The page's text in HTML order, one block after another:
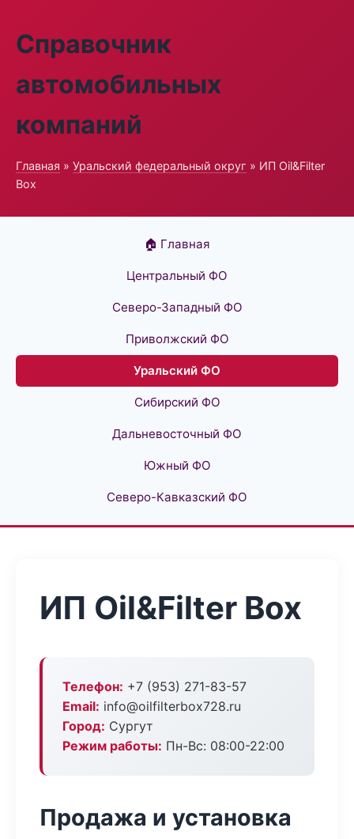
Справочник
автомобильных
компаний
Главная » Уральский федеральный округ » ИП Oil&Filter
Box
🏠 Главная
Центральный ФО
Северо-Западный ФО
Приволжский ФО
Уральский ФО
Сибирский ФО
Дальневосточный ФО
Южный ФО
Северо-Кавказский ФО
ИП Oil&Filter Box
Телефон: +7 (953) 271-83-57
Email: info@oilfilterbox728.ru
Город: Сургут
Режим работы: Пн-Вс: 08:00-22:00
Продажа и установка